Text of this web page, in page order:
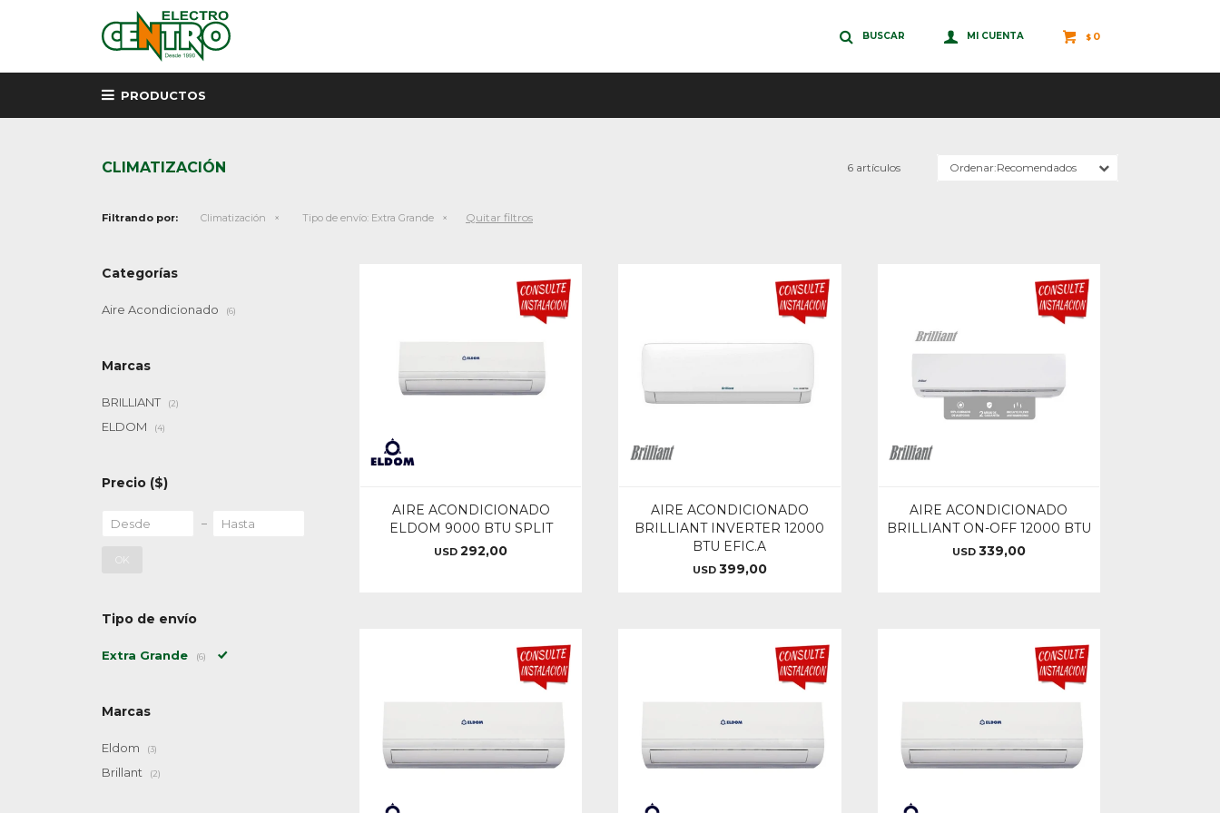
PRODUCTOS
$ 0
CLIMATIZACIÓN 6 artículos Recomendados
Filtrando por: Climatización Tipo de envío: Extra Grande Quitar filtros
AIRE ACONDICIONADO
ELDOM 9000 BTU SPLIT
USD 292,00
AIRE ACONDICIONADO
BRILLIANT INVERTER 12000
BTU EFIC.A
USD 399,00
AIRE ACONDICIONADO
BRILLIANT ON-OFF 12000 BTU
USD 339,00
Categorías
Aire Acondicionado (6)
Marcas
BRILLIANT (2)
ELDOM (4)
Precio ($)
OK
Tipo de envío
Extra Grande (6)
Marcas
Eldom (3)
Brillant (2)